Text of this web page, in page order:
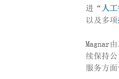
进“ 人
以及多项
Magnar
续保持
服务方面